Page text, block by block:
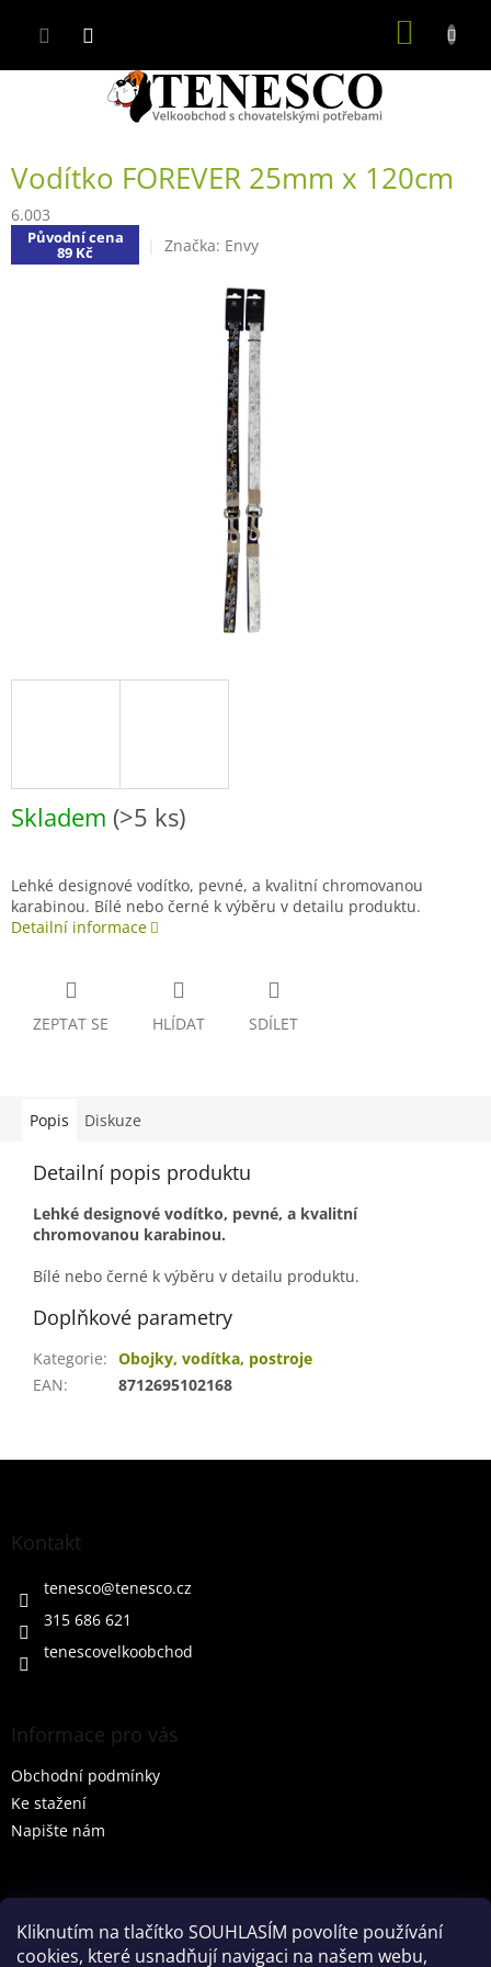
Kliknutím na tlačítko SOUHLASÍM povolíte používání
cookies, které usnadňují navigaci na našem webu,
Vodítko FOREVER 25mm x 120cm
6.003
Původní cena
89 Kč Značka: Envy
Skladem (>5 ks)
Lehké designové vodítko, pevné, a kvalitní chromovanou
karabinou. Bílé nebo černé k výběru v detailu produktu.
Detailní informace
ZEPTAT SE HLÍDAT SDÍLET
Popis Diskuze
Detailní popis produktu
Lehké designové vodítko, pevné, a kvalitní
chromovanou karabinou.
Bílé nebo černé k výběru v detailu produktu.
Doplňkové parametry
Kategorie: Obojky, vodítka, postroje
EAN: 8712695102168
Z
Kontakt
tenesco@tenesco.cz
315 686 621
tenescovelkoobchod
Informace pro vás
Obchodní podmínky
Ke stažení
Napište nám